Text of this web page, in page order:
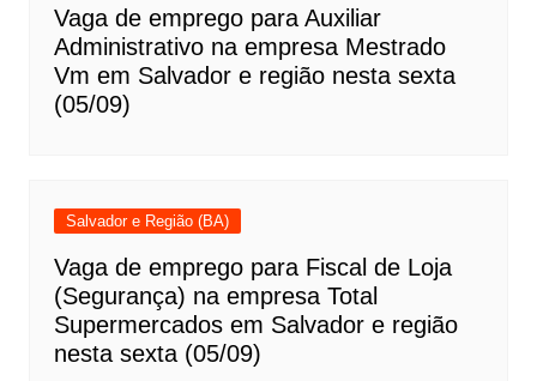
Vaga de emprego para Auxiliar
Administrativo na empresa Mestrado
Vm em Salvador e região nesta sexta
(05/09)
Salvador e Região (BA)
Vaga de emprego para Fiscal de Loja
(Segurança) na empresa Total
Supermercados em Salvador e região
nesta sexta (05/09)